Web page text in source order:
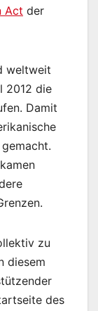
Act der
weltweit
2012 die
Damit
zu
diesem
des